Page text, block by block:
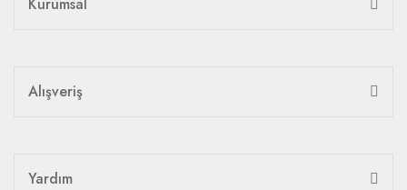
Alışveriş
Yardım